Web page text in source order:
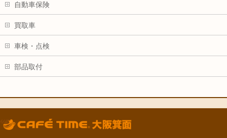
自動車保険
買取車
車検・点検
部品取付